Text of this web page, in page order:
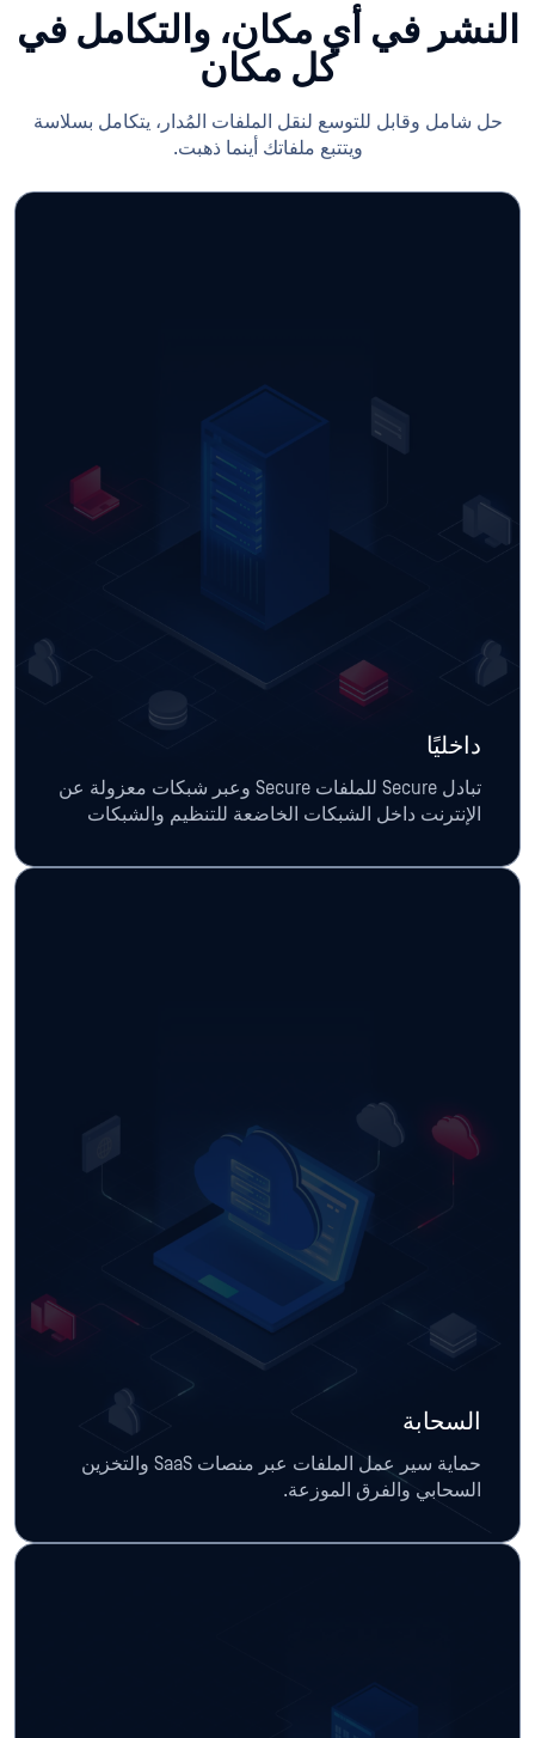
النشر في أي مكان، والتكامل في
كل مكان
حل شامل وقابل للتوسع لنقل الملفات المُدار، يتكامل بسلاسة
ويتتبع ملفاتك أينما ذهبت.
داخليًا
تبادل Secure للملفات Secure وعبر شبكات معزولة عن
الإنترنت داخل الشبكات الخاضعة للتنظيم والشبكات
السحابة
حماية سير عمل الملفات عبر منصات SaaS والتخزين
السحابي والفرق الموزعة.